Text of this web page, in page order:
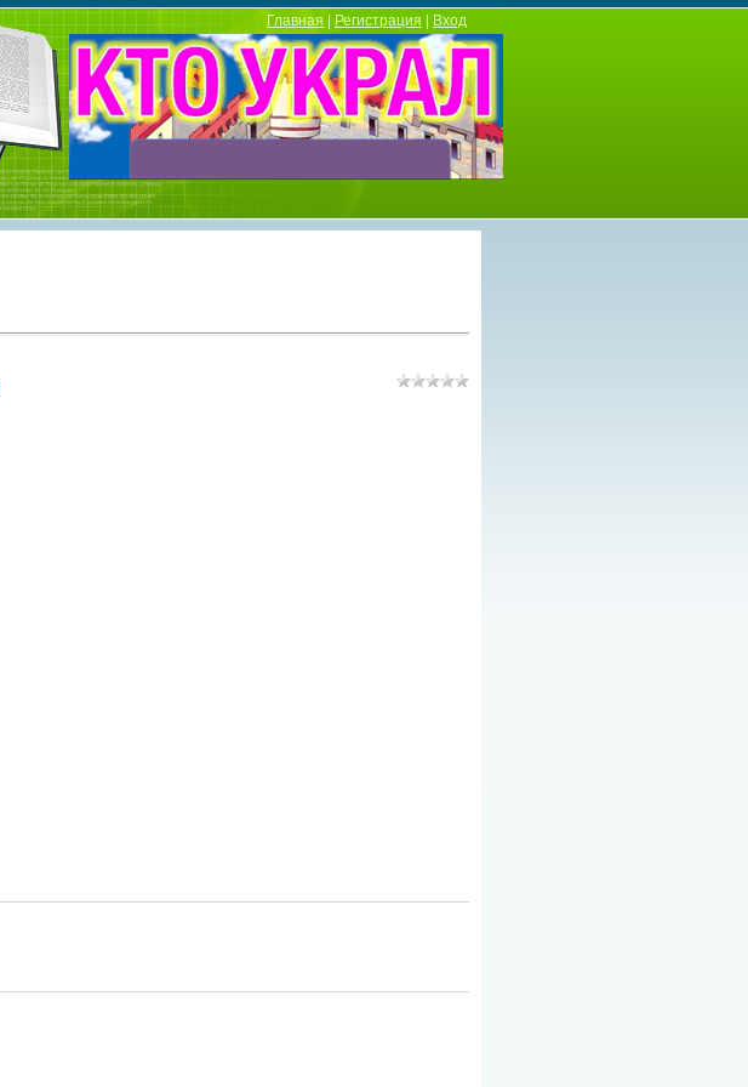
Главная Регистрация Вход